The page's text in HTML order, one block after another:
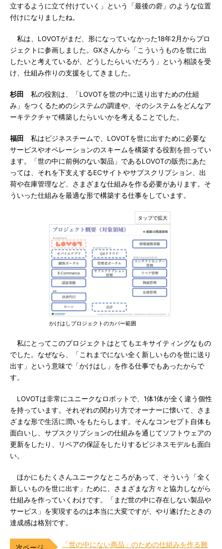
立するように立て付けていく」という「最後の砦」のような位置
付けになりましたね。
私は、LOVOTがまだ、形になっていなかった18年2月からプロ
ジェクトに参画しました。GXさんから「こういうものを世に出
したいと考えているが、どうしたらいいだろう」という相談を受
け、仕組み作りの支援をしてきました。
杉田
私の役割は、「LOVOTを世の中に送り出すための仕組
み」をつくるためのシステムの調達や、そのシステムをどんなア
ーキテクチャで構築したらいいかを考えることでした。
福田
私はビジネスチームで、LOVOTを世に出すために必要な
サービスやオペレーションのスキームを構築する役割を担ってい
ます。「世の中に前例のない製品」であるLOVOTの販売にあた
っては、それを下支えするECサイトやサブスクリプション、出
荷や在庫管理など、さまざまな仕組みを作る必要があります。そ
ういった仕組みを最適な形で構築する仕事をしています。
かけはしプロジェクトのカバー範囲
私にとってこのプロジェクトはとてもエキサイティングなもの
でした。なぜなら、「これまでにない全く新しいものを世に送り
出す」という意味で「かけはし」を作る仕事でもあったからで
す。
LOVOTは非常にユニークなロボットで、1体1体が全く違う個性
を持っています。それぞれの関わり方でオーナーに懐いて、さま
ざまな形で生活に潤いをもたらします。そんなコンセプト自体も
面白いし、サブスクリプションの仕組みを通じてソフトウェアの
更新をしたり、リペアの保証をしたりするビジネスモデルも面白
い。
ほかにもたくさんユニークなところがあって、そういう「全く
新しいものを世に出す」ために、さまざまな方々と協力しながら
仕組みを作っていくわけです。「まだ世の中に存在しない製品や
サービス」を実現するのは本当に大変ですが、やり遂げたときの
達成感は格別です。
「世の中にない商品」のための仕組みを作る難